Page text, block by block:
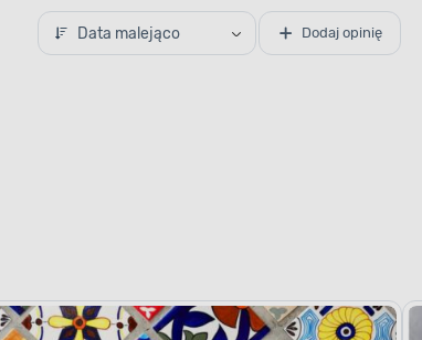
Data malejąco Dodaj opinię